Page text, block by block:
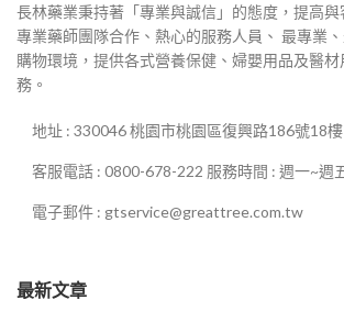
長林藥業秉持著「專業與誠信」的態度，提高
專業藥師團隊合作、熱心的服務人員、 最專業
購物環境，提供各式營養保健、婦嬰用品及醫
務。
地址 : 330046 桃園市桃園區復興路186號18樓
客服電話 : 0800-678-222 服務時間 : 週一~週
電子郵件 : gtservice@greattree.com.tw
最新文章